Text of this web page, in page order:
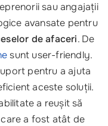
sau angajații
avansate pentru
de afaceri. De
sunt user-friendly.
pentru a ajuta
aceste soluții.
a reușit să
a fost atât de